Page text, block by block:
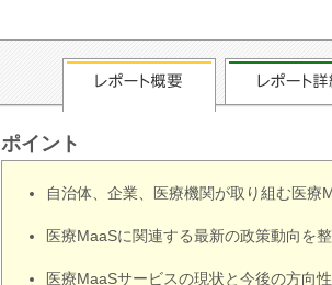
ポイント
自治体、企業、医療機関が取り組む医療
医療MaaSに関連する最新の政策動向を
医療MaaSサービスの現状と今後の方向